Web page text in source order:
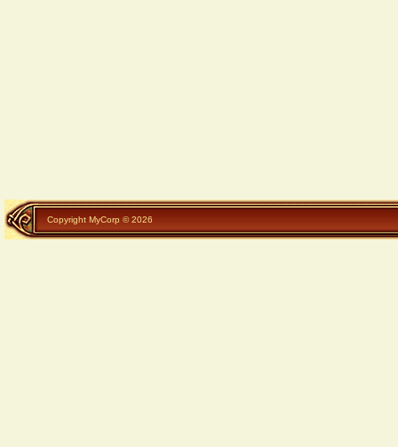
Copyright MyCorp © 2026